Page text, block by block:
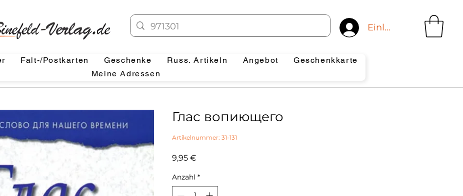
Einloggen
Falt-/Postkarten Geschenke Russ. Artikeln Angebot
Geschenkkarte
Meine Adressen
Глас вопиющего
Artikelnummer: 31-131
9,95 €
Anzahl *